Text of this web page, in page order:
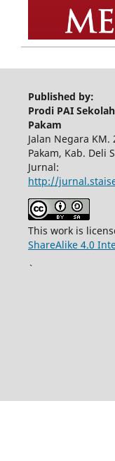
Published by:
Prodi PAI
Pakam
Jalan Negara
Pakam, Kab. Deli
Jurnal:
http://
This work is
ShareAlike 4.0